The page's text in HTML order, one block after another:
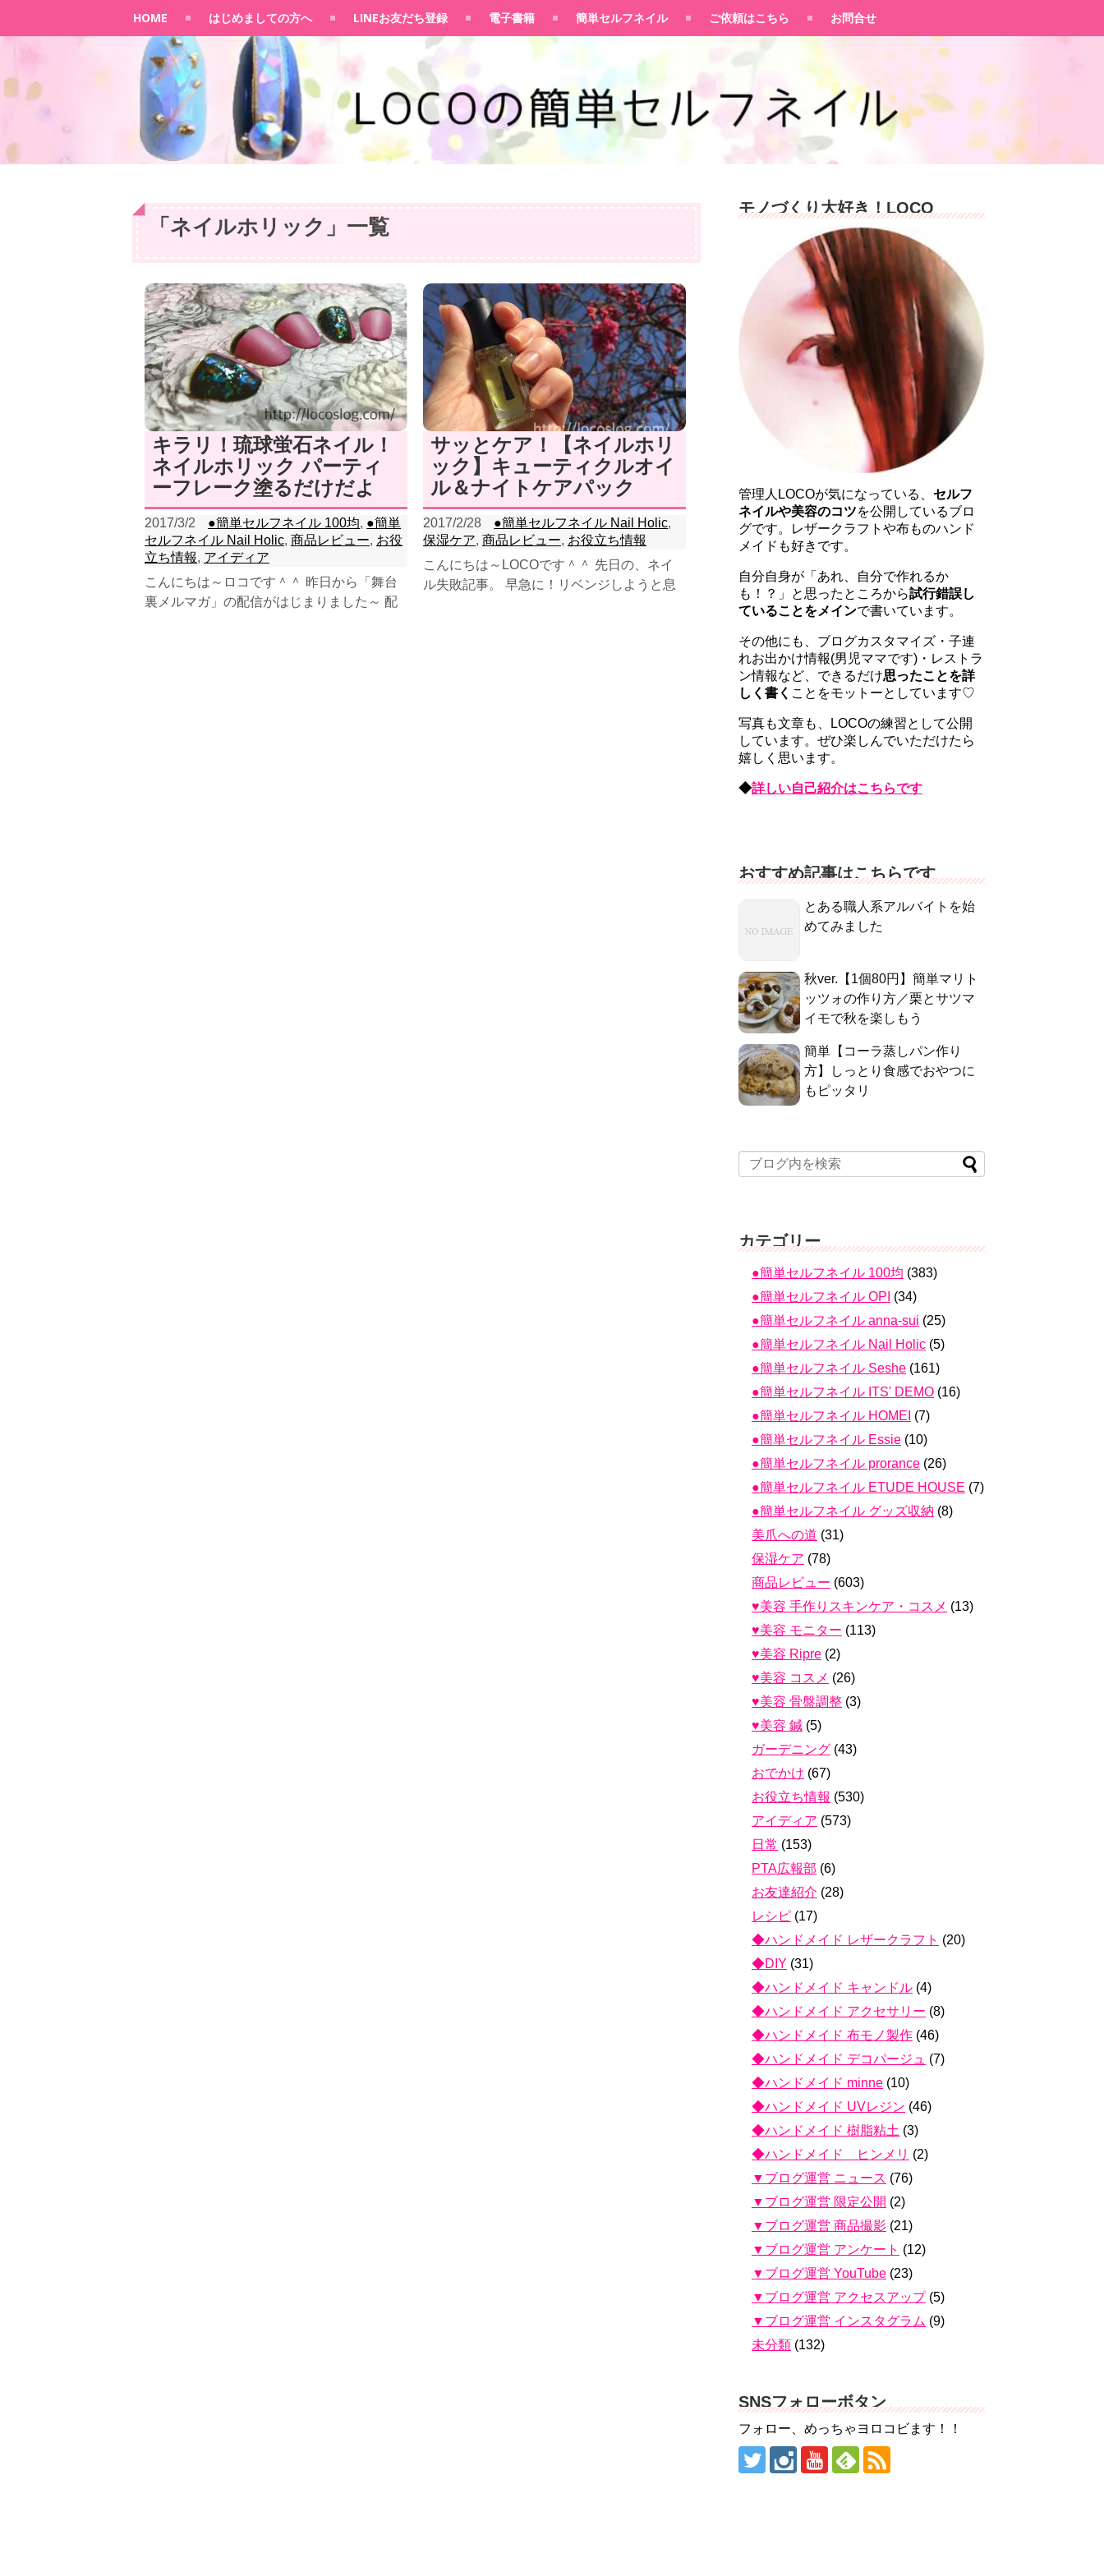
HOME はじめましての方へ LINEお友だち登録 電子書籍 簡単セルフネイル ご依頼はこちら お問合せ
「 ネイルホリック 」 一覧
キラリ！琉球蛍石ネイル！
ネイルホリック パーティ
ーフレーク塗るだけだよ
2017/3/2 ●簡単セルフネイル 100均, ●簡単
セルフネイル Nail Holic, 商品レビュー, お役
立ち情報, アイディア
こんにちは～ロコです＾＾ 昨日から「舞台
裏メルマガ」の配信がはじまりました～ 配
サッとケア！【ネイルホリ
ック】キューティクルオイ
ル＆ナイトケアパック
2017/2/28 ●簡単セルフネイル Nail Holic,
保湿ケア, 商品レビュー, お役立ち情報
こんにちは～LOCOです＾＾ 先日の、ネイ
ル失敗記事。 早急に！リベンジしようと息
モノづくり大好き！LOCO
管理人LOCOが気になっている、 セルフ
ネイルや美容のコツを公開しているブロ
グです。レザークラフトや布ものハンド
メイドも好きです。
自分自身が「あれ、自分で作れるか
も！？」と思ったところから試行錯誤し
ていることをメインで書いています。
その他にも、ブログカスタマイズ・子連
れお出かけ情報(男児ママです)・レストラ
ン情報など、できるだけ思ったことを詳
しく書く ことをモットーとしています♡
写真も文章も、LOCOの練習として公開
しています。ぜひ楽しんでいただけたら
嬉しく思います。
◆詳しい自己紹介はこちらです
おすすめ記事はこちらです
とある職人系アルバイトを始
めてみました
秋ver.【1個80円】簡単マリト
ッツォの作り方／栗とサツマ
イモで秋を楽しもう
簡単【コーラ蒸しパン作り
方】しっとり食感でおやつに
もピッタリ
カテゴリー
●簡単セルフネイル 100均 (383)
●簡単セルフネイル OPI (34)
●簡単セルフネイル anna-sui (25)
●簡単セルフネイル Nail Holic (5)
●簡単セルフネイル Seshe (161)
●簡単セルフネイル ITS' DEMO (16)
●簡単セルフネイル HOMEI (7)
●簡単セルフネイル Essie (10)
●簡単セルフネイル prorance (26)
●簡単セルフネイル ETUDE HOUSE (7)
●簡単セルフネイル グッズ収納 (8)
美爪への道 (31)
保湿ケア (78)
商品レビュー (603)
♥美容 手作りスキンケア・コスメ (13)
♥美容 モニター (113)
♥美容 Ripre (2)
♥美容 コスメ (26)
♥美容 骨盤調整 (3)
♥美容 鍼 (5)
ガーデニング (43)
おでかけ (67)
お役立ち情報 (530)
アイディア (573)
日常 (153)
PTA広報部 (6)
お友達紹介 (28)
レシピ (17)
◆ハンドメイド レザークラフト (20)
◆DIY (31)
◆ハンドメイド キャンドル (4)
◆ハンドメイド アクセサリー (8)
◆ハンドメイド 布モノ製作 (46)
◆ハンドメイド デコパージュ (7)
◆ハンドメイド minne (10)
◆ハンドメイド UVレジン (46)
◆ハンドメイド 樹脂粘土 (3)
◆ハンドメイド ヒンメリ (2)
▼ブログ運営 ニュース (76)
▼ブログ運営 限定公開 (2)
▼ブログ運営 商品撮影 (21)
▼ブログ運営 アンケート (12)
▼ブログ運営 YouTube (23)
▼ブログ運営 アクセスアップ(5)
▼ブログ運営 インスタグラム (9)
未分類 (132)
SNSフォローボタン
フォロー、めっちゃヨロコビます！！